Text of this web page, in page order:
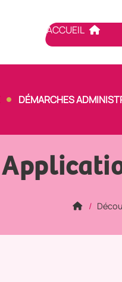
ACCUEIL
DÉMARCHES